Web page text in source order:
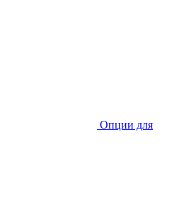
Опции для